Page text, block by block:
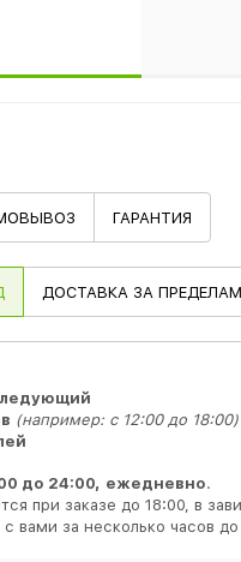
ГАРАНТИЯ
ДОСТАВКА ЗА
(например: с 12:00 до 18:00)
до 24:00, ежедневно.
при заказе до 18:00, в
вами за несколько часов до